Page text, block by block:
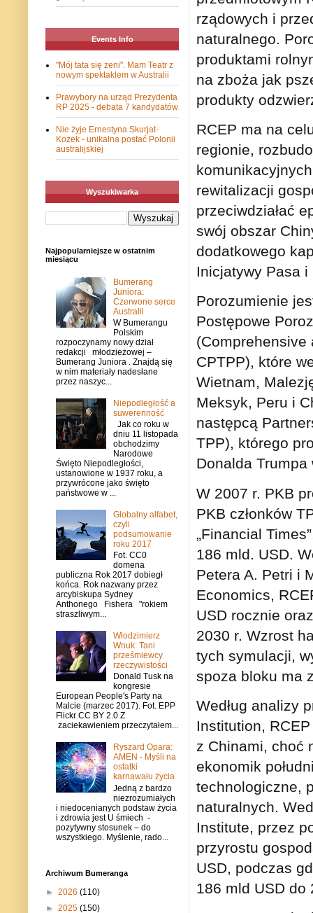
rządowych i
naturalnego.
produktami
na zboża jak
produkty
RCEP ma na
regionie,
rewitalizacji
przeciwdziałać
swój obszar
dodatkowego
Inicjatywy Pasa
Porozumienie
Postępowe
(Comprehensive
CPTPP), które
Wietnam,
Meksyk, Peru i
następcą
TPP), którego
Donalda
W 2007 r. PKB
PKB członków
„Financial
186 mld. USD.
Petera A. Petri i
Economics,
USD rocznie
2030 r. Wzrost
tych symulacji,
spoza bloku ma
Według analizy
Institution,
z Chinami, choć
ekonomik
technologiczne,
naturalnych.
Institute, przez
przyrostu
USD, podczas
186 mld USD do
Events Info
"Mój tata się żeni". Mam Teatr z
nowym spektaklem w Australii
Prawybory na urząd Prezydenta
RP 2025 - debata 7 kandydatów
Nie żyje Ernestyna Skurjat-
Kozek - unikalna postać Polonii
australijskiej
Wyszukiwarka
Najpopularniejsze w ostatnim
miesiącu
Bumerang
Juniora:
Czerwone serce
Australii
W Bumerangu
Polskim
rozpoczynamy nowy dział
redakcji młodzieżowej –
Bumerang Juniora . Znajdą się
w nim materiały nadesłane
przez naszyc...
Niepodległość a
suwerenność
Jak co roku w
dniu 11 listopada
obchodzimy
Narodowe
Święto Niepodległości,
ustanowione w 1937 roku, a
przywrócone jako święto
państwowe w ...
Globalny alfabet,
czyli
podsumowanie
roku 2017
Fot. CC0
domena
publiczna Rok 2017 dobiegł
końca. Rok nazwany przez
arcybiskupa Sydney
Anthonego Fishera "rokiem
straszliwym...
Włodzimierz
Wnuk: Tani
prześmiewcy
rzeczywistości
Donald Tusk na
kongresie
European People's Party na
Malcie (marzec 2017). Fot. EPP
Flickr CC BY 2.0 Z
zaciekawieniem przeczytałem...
Ryszard Opara:
AMEN - Myśli na
ostatki
karnawału życia
Jedną z bardzo
niezrozumiałych
i niedocenianych podstaw życia
i zdrowia jest U śmiech -
pozytywny stosunek – do
wszystkiego. Myślenie, rado...
Archiwum Bumeranga
► 2026 (110)
► 2025 (150)